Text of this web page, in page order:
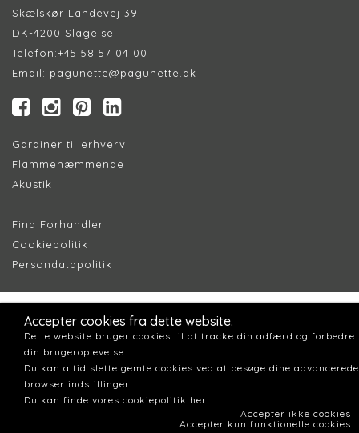
Skælskør Landevej 39
DK-4200 Slagelse
Telefon:+45 58 57 04 00
Email: pagunette@pagunette.dk
Gardiner til erhverv
Flammehæmmende
Akustik
Find Forhandler
Cookiepolitik
Persondatapolitik
Accepter cookies fra dette website.
Dette website bruger cookies til at tracke din adfærd og forbedre
din brugeroplevelse.
Du kan altid slette gemte cookies ved at besøge dine advancerede
browser indstillinger.
Du kan finde vores cookiepolitik her.
Accepter ikke cookies
Accepter kun funktionelle cookies